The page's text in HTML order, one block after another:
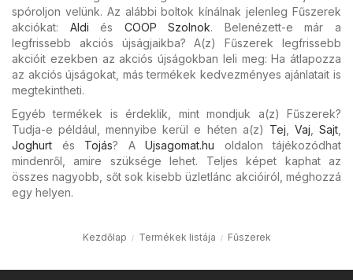
spóroljon velünk. Az alábbi boltok kínálnak jelenleg Fűszerek
akciókat: Aldi és COOP Szolnok. Belenézett-e már a
legfrissebb akciós újságjaikba? A(z) Fűszerek legfrissebb
akcióit ezekben az akciós újságokban leli meg: Ha átlapozza
az akciós újságokat, más termékek kedvezményes ajánlatait is
megtekintheti.
Egyéb termékek is érdeklik, mint mondjuk a(z) Fűszerek?
Tudja-e például, mennyibe kerül e héten a(z) Tej Vaj ,Sajt
Joghurt és Tojás? A Ujsagomat.hu oldalon tájékozódhat
mindenről, amire szüksége lehet. Teljes képet kaphat az
összes nagyobb, sőt sok kisebb üzletlánc akcióiról, méghozzá
egy helyen.
Kezdőlap Termékek listája Fűszerek